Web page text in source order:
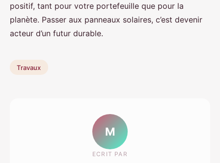
positif, tant pour votre portefeuille que pour la
planète. Passer aux panneaux solaires, c’est devenir
acteur d’un futur durable.
Travaux
M
ECRIT PAR